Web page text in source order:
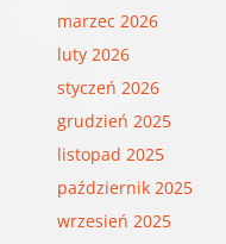
marzec 2026
luty 2026
styczeń 2026
grudzień 2025
listopad 2025
październik 2025
wrzesień 2025